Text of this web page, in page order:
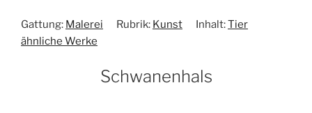
Gattung: Malerei Rubrik: Kunst Inhalt:Tier
ähnliche Werke
Schwanenhals